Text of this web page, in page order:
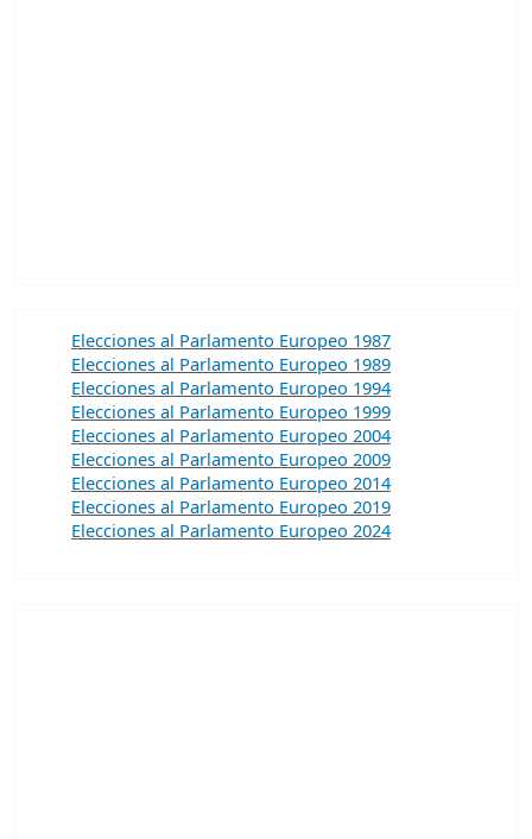
Elecciones al Parlamento Europeo 1987
Elecciones al Parlamento Europeo 1989
Elecciones al Parlamento Europeo 1994
Elecciones al Parlamento Europeo 1999
Elecciones al Parlamento Europeo 2004
Elecciones al Parlamento Europeo 2009
Elecciones al Parlamento Europeo 2014
Elecciones al Parlamento Europeo 2019
Elecciones al Parlamento Europeo 2024